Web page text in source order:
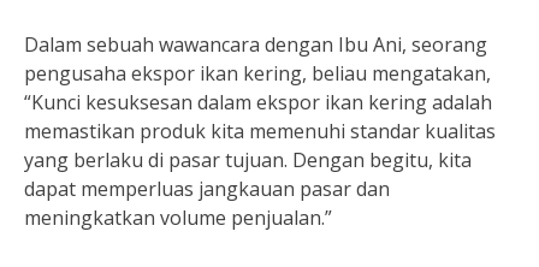
Dalam sebuah wawancara dengan Ibu Ani, seorang
pengusaha ekspor ikan kering, beliau mengatakan,
“Kunci kesuksesan dalam ekspor ikan kering adalah
memastikan produk kita memenuhi standar kualitas
yang berlaku di pasar tujuan. Dengan begitu, kita
dapat memperluas jangkauan pasar dan
meningkatkan volume penjualan.”